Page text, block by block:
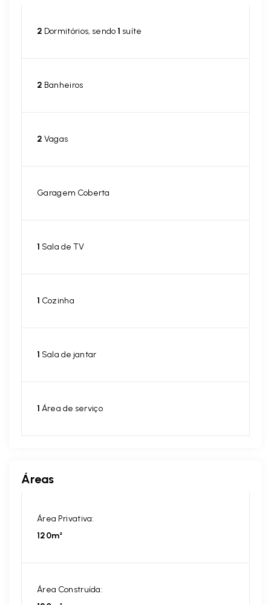
2 Dormitórios, sendo1 suíte
2 Banheiros
2 Vagas
Garagem Coberta
1 Sala de TV
1 Cozinha
1 Sala de jantar
1 Área de serviço
Áreas
Área Privativa:
120m²
Área Construída: